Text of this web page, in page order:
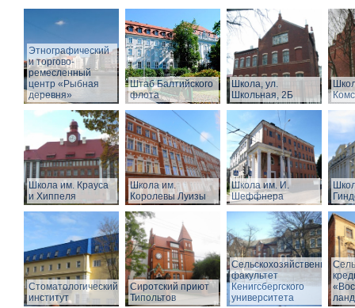
Этнографический
и торгово-
ремесленный
центр «Рыбная
деревня»
Штаб Балтийского
флота
Школа, ул.
Школьная, 2Б
Школа им. Крауса
и Хиппеля
Школа им.
Королевы Луизы
Школа им. И.
Шеффнера
Стоматологический
институт
Сиротский приют
Типольтов
Сельскохозяйственный
факультет
Кенигсбергского
университета